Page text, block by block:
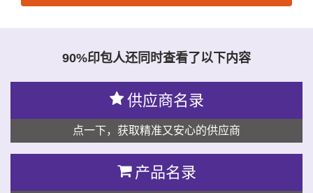
90%印包人还同时查看了以下内容
供应商名录
点一下，获取精准又安心的供应商
产品名录